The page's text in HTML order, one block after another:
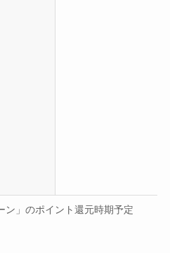
ン」のポイント還元時期予定